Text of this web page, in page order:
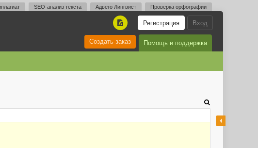
SEO-анализ текста Адвего Лингвист Проверка орфографии
Вход
Регистрация
A
Помощь и поддержка
Создать заказ